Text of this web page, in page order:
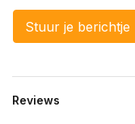
Stuur je berichtje
Reviews